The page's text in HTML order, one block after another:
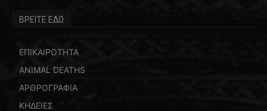
ΒΡΕΙΤΕ ΕΔΩ
ΕΠΙΚΑΙΡΟΤΗΤΑ
ANIMAL DEATHS
ΑΡΘΡΟΓΡΑΦΙΑ
ΚΗΔΕΙΕΣ